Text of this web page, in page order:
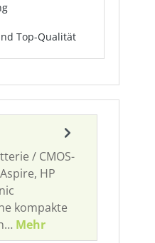
Top-Qualität
/ CMOS-
HP
kompakte
Mehr